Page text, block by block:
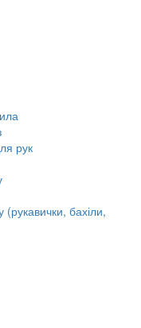
рук
(рукавички, бахіли,